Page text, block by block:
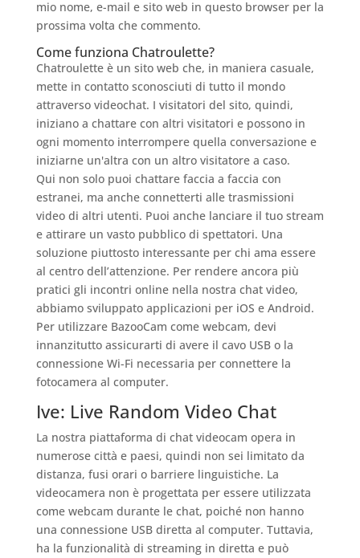
mio nome, e-mail e sito web in questo browser per la
prossima volta che commento.
Come funziona Chatroulette?
Chatroulette è un sito web che, in maniera casuale,
mette in contatto sconosciuti di tutto il mondo
attraverso videochat. I visitatori del sito, quindi,
iniziano a chattare con altri visitatori e possono in
ogni momento interrompere quella conversazione e
iniziarne un'altra con un altro visitatore a caso.
Qui non solo puoi chattare faccia a faccia con
estranei, ma anche connetterti alle trasmissioni
video di altri utenti. Puoi anche lanciare il tuo stream
e attirare un vasto pubblico di spettatori. Una
soluzione piuttosto interessante per chi ama essere
al centro dell’attenzione. Per rendere ancora più
pratici gli incontri online nella nostra chat video,
abbiamo sviluppato applicazioni per iOS e Android.
Per utilizzare BazooCam come webcam, devi
innanzitutto assicurarti di avere il cavo USB o la
connessione Wi-Fi necessaria per connettere la
fotocamera al computer.
Ive: Live Random Video Chat
La nostra piattaforma di chat videocam opera in
numerose città e paesi, quindi non sei limitato da
distanza, fusi orari o barriere linguistiche. La
videocamera non è progettata per essere utilizzata
come webcam durante le chat, poiché non hanno
una connessione USB diretta al computer. Tuttavia,
ha la funzionalità di streaming in diretta e può